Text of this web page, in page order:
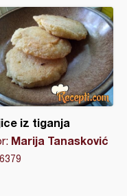
iz tiganja
Marija Tanasković
6379